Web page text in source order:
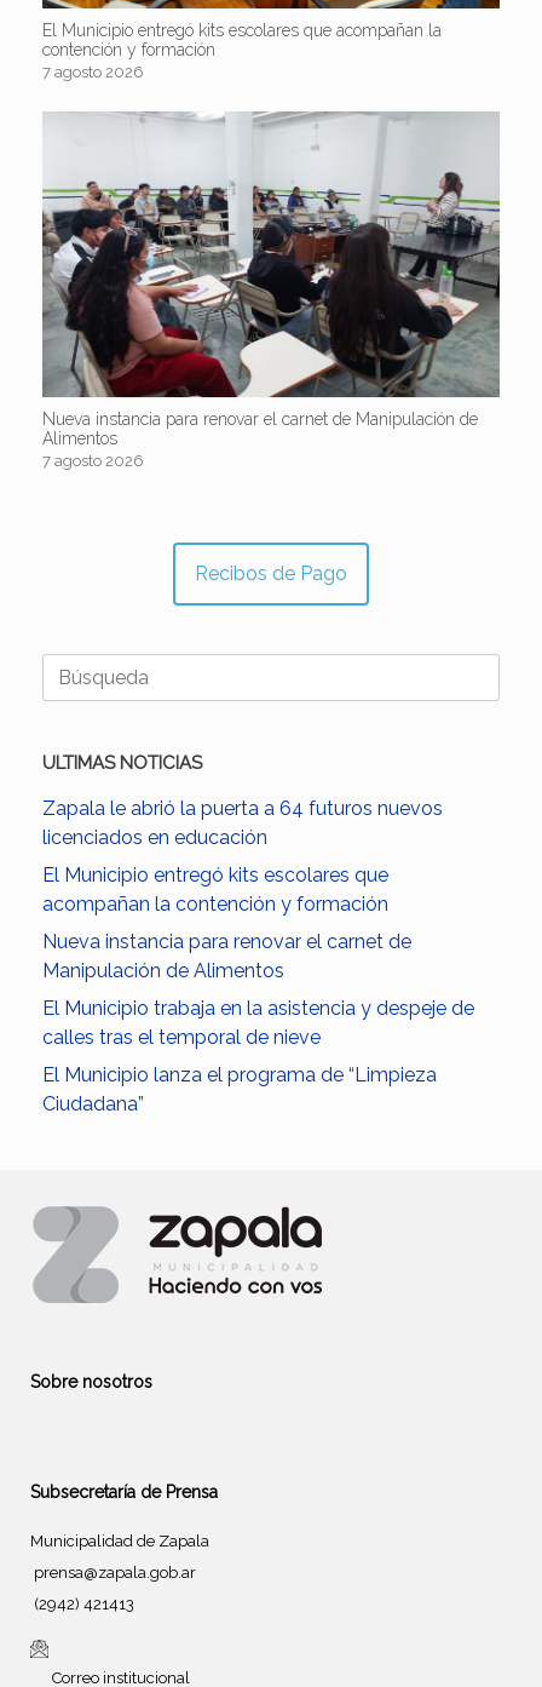
El Municipio entregó kits escolares que acompañan la
contención y formación
7 agosto 2026
Nueva instancia para renovar el carnet de Manipulación de
Alimentos
7 agosto 2026
Recibos de Pago
Buscar:
ULTIMAS NOTICIAS
Zapala le abrió la puerta a 64 futuros nuevos
licenciados en educación
El Municipio entregó kits escolares que
acompañan la contención y formación
Nueva instancia para renovar el carnet de
Manipulación de Alimentos
El Municipio trabaja en la asistencia y despeje de
calles tras el temporal de nieve
El Municipio lanza el programa de “Limpieza
Ciudadana”
Sobre nosotros
Subsecretaría de Prensa
Municipalidad de Zapala
prensa@zapala.gob.ar
(2942) 421413
Correo institucional